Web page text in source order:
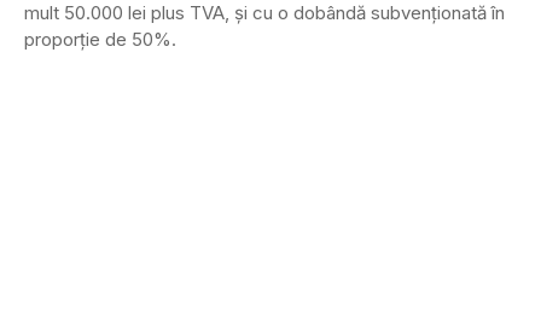
mult 50.000 lei plus TVA, şi cu o dobândă subvenţionată în
proporţie de 50%.